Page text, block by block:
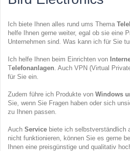
Ich biete Ihnen alles rund ums Thema
helfe Ihnen gerne weiter, egal ob sie eine
Unternehmen sind. Was kann ich für Sie
Ich helfe Ihnen beim Einrichten von
Telefonanlagen. Auch VPN (Virtual
für Sie ein.
Zudem führe ich Produkte von Windows
Sie, wenn Sie Fragen haben oder sich
zu Ihnen passen.
Auch Service biete ich selbstverständlich
nicht funktionieren, können Sie es gerne
Ihnen eine preisgünstige und qualitativ